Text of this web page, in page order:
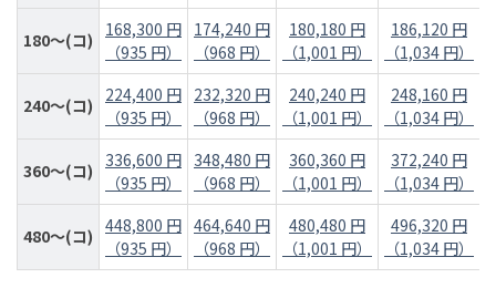
180～(コ)
168,300 円
（935 円）
174,240 円
（968 円）
180,180 円
（1,001 円）
186,120 円
（1,034 円）
240～(コ)
224,400 円
（935 円）
232,320 円
（968 円）
240,240 円
（1,001 円）
248,160 円
（1,034 円）
360～(コ)
336,600 円
（935 円）
348,480 円
（968 円）
360,360 円
（1,001 円）
372,240 円
（1,034 円）
480～(コ) 448,800 円
（935 円）
464,640 円
（968 円）
480,480 円
（1,001 円）
496,320 円
（1,034 円）